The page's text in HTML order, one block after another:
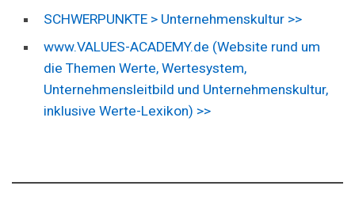
SCHWERPUNKTE > Unternehmenskultur >>
www.VALUES-ACADEMY.de (Website rund um
die Themen Werte, Wertesystem,
Unternehmensleitbild und Unternehmenskultur,
inklusive Werte-Lexikon) >>